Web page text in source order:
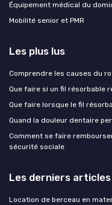
Équipement médical du
Mobilité senior et PMR
Les plus lus
Comprendre les causes du
Que faire si un fil résorbable
Que faire lorsque le fil
Quand la douleur dentaire
Comment se faire
sécurité sociale
Les derniers articles
Location de berceau en